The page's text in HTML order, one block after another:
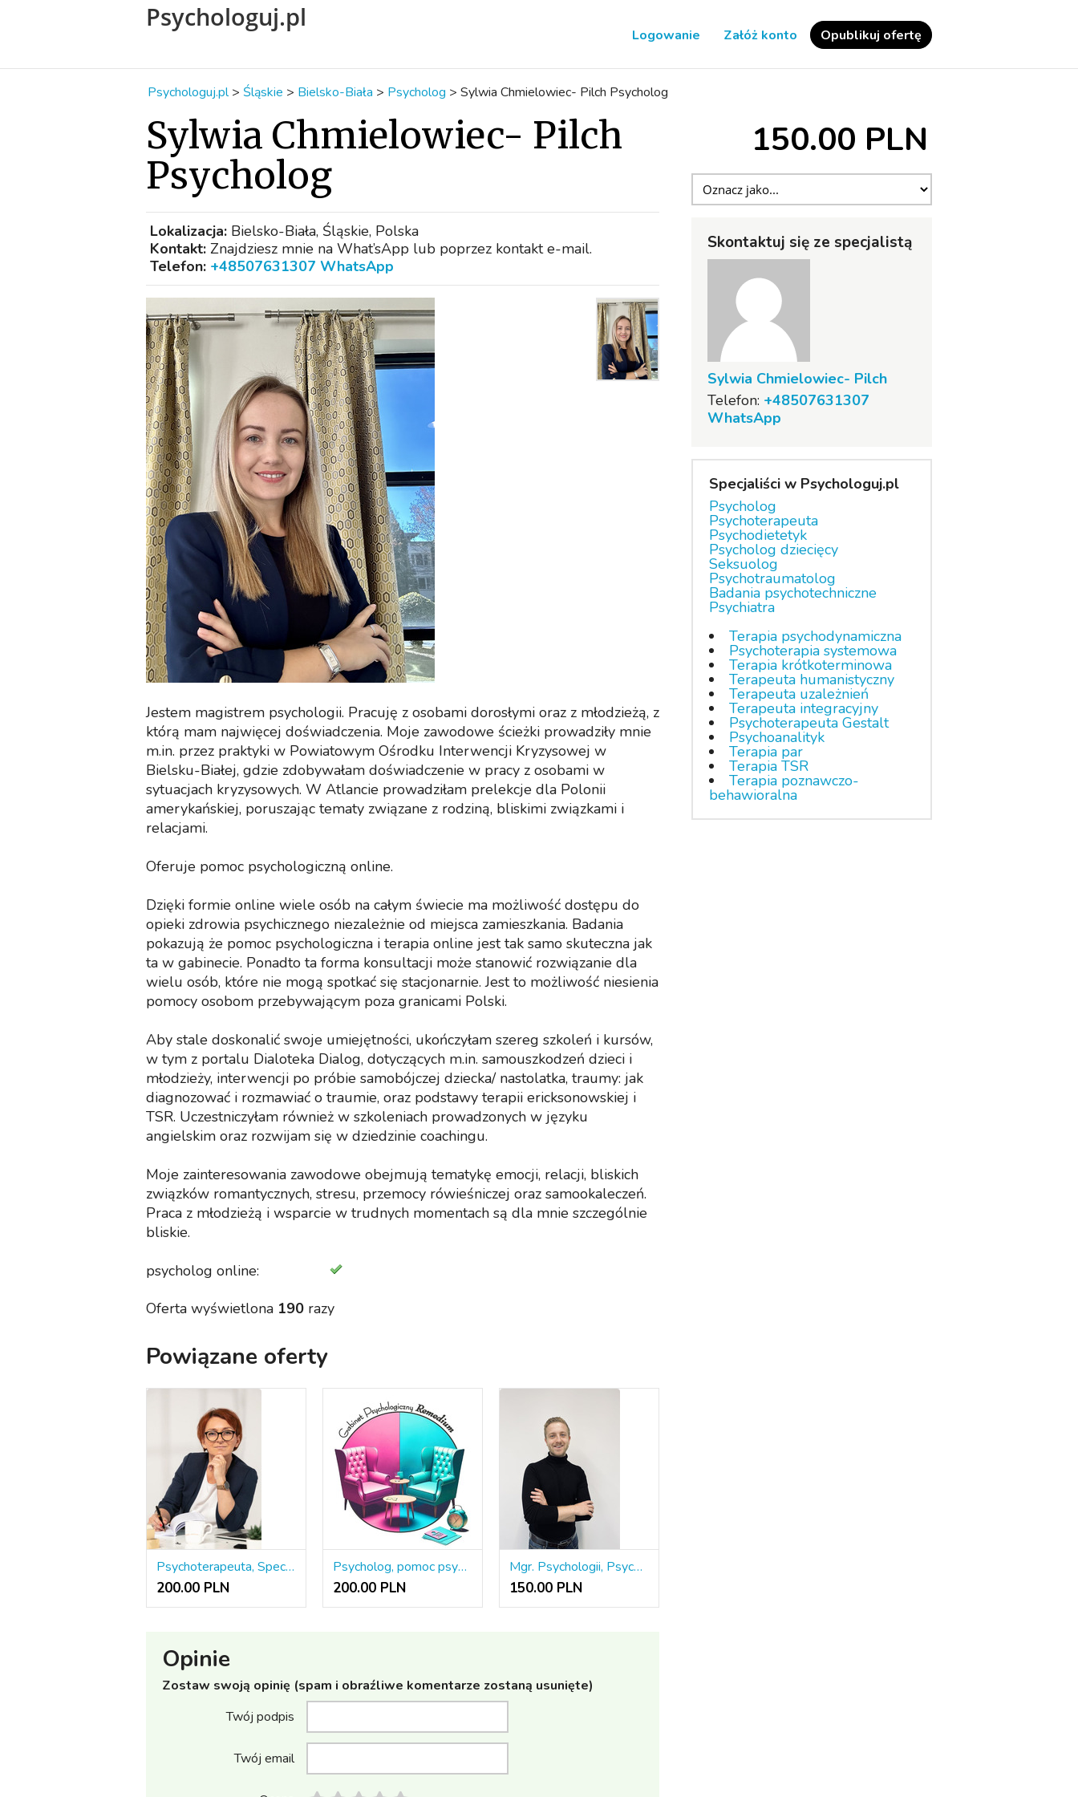
Psychologuj.pl
Logowanie Załóż konto Opublikuj ofertę
Psychologuj.pl > Śląskie > Bielsko-Biała > Psycholog > Sylwia Chmielowiec- Pilch Psycholog
Sylwia Chmielowiec- Pilch
Psycholog
Lokalizacja: Bielsko-Biała, Śląskie, Polska
Kontakt: Znajdziesz mnie na What’sApp lub poprzez kontakt e-mail.
Telefon: +48507631307 WhatsApp
Jestem magistrem psychologii. Pracuję z osobami dorosłymi oraz z młodzieżą, z
którą mam najwięcej doświadczenia. Moje zawodowe ścieżki prowadziły mnie
m.in. przez praktyki w Powiatowym Ośrodku Interwencji Kryzysowej w
Bielsku-Białej, gdzie zdobywałam doświadczenie w pracy z osobami w
sytuacjach kryzysowych. W Atlancie prowadziłam prelekcje dla Polonii
amerykańskiej, poruszając tematy związane z rodziną, bliskimi związkami i
relacjami.
Oferuje pomoc psychologiczną online.
Dzięki formie online wiele osób na całym świecie ma możliwość dostępu do
opieki zdrowia psychicznego niezależnie od miejsca zamieszkania. Badania
pokazują że pomoc psychologiczna i terapia online jest tak samo skuteczna jak
ta w gabinecie. Ponadto ta forma konsultacji może stanowić rozwiązanie dla
wielu osób, które nie mogą spotkać się stacjonarnie. Jest to możliwość niesienia
pomocy osobom przebywającym poza granicami Polski.
Aby stale doskonalić swoje umiejętności, ukończyłam szereg szkoleń i kursów,
w tym z portalu Dialoteka Dialog, dotyczących m.in. samouszkodzeń dzieci i
młodzieży, interwencji po próbie samobójczej dziecka/ nastolatka, traumy: jak
diagnozować i rozmawiać o traumie, oraz podstawy terapii ericksonowskiej i
TSR. Uczestniczyłam również w szkoleniach prowadzonych w języku
angielskim oraz rozwijam się w dziedzinie coachingu.
Moje zainteresowania zawodowe obejmują tematykę emocji, relacji, bliskich
związków romantycznych, stresu, przemocy rówieśniczej oraz samookaleczeń.
Praca z młodzieżą i wsparcie w trudnych momentach są dla mnie szczególnie
bliskie.
psycholog online:
Oferta wyświetlona 190 razy
Powiązane oferty
Psychoterapeuta, Specjalista psychologii klinicznej, psycholog
200.00 PLN
Psycholog, pomoc psychologiczna online, doradztwo zawodowe
200.00 PLN
Mgr. Psychologii, Psycholog Kliniczny, Psychoterapeuta CBT (w trakcie edukacji)
150.00 PLN
Opinie
Zostaw swoją opinię (spam i obraźliwe komentarze zostaną usunięte)
Twój podpis
Twój email
150.00 PLN
Skontaktuj się ze specjalistą
Sylwia Chmielowiec- Pilch
Telefon: +48507631307
WhatsApp
Specjaliści w Psychologuj.pl
Psycholog
Psychoterapeuta
Psychodietetyk
Psycholog dziecięcy
Seksuolog
Psychotraumatolog
Badania psychotechniczne
Psychiatra
Terapia psychodynamiczna
Psychoterapia systemowa
Terapia krótkoterminowa
Terapeuta humanistyczny
Terapeuta uzależnień
Terapeuta integracyjny
Psychoterapeuta Gestalt
Psychoanalityk
Terapia par
Terapia TSR
Terapia poznawczo-
behawioralna